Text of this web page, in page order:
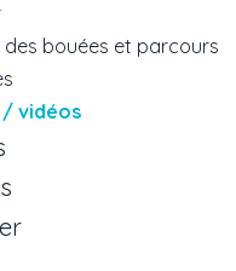
des bouées et parcours
vidéos